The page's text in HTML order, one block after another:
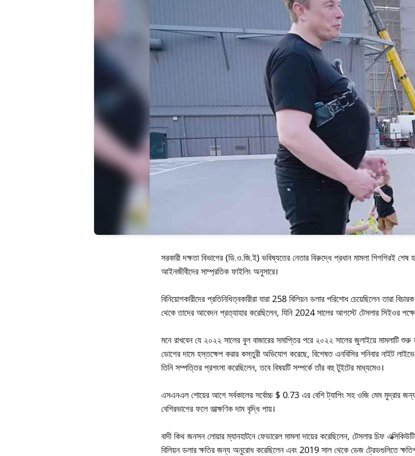
সরকারী দক্ষতা বিভাগের (ডি.ও.জি.ই) ভবিষ্যতের নেতার বিরুদ্ধে প্রধান মামলা শিগগিরই
আইনজীবীদের সাম্প্রতিক ফাইলিং অনুসারে।
বিনিয়োগকারীদের প্রতিনিধিত্বকারীরা যারা 258 বিলিয়ন ডলার পরিশোধ চেয়েছিলেন তারা
থেকে তাদের আবেদন প্রত্যাহার করেছিলেন, যিনি 2024 সালের আগস্টে টেসলার সিইওর
মনে রাখবেন যে ২০২২ সালের বুল বাজারের সমাপ্তির পরে ২০২২ সালের জুলাইয়ে মামলাটি শুরু
ডোগের দামে হস্তক্ষেপ করার কস্তুরী অভিযোগ করেছে, বিশেষত এনবিসির শনিবার নাইট
তিনি সম্পত্তির প্রশংসা করেছিলেন, তবে বিষয়টি সম্পর্কে তাঁর বহু টুইটের মাধ্যমেও।
এসএনএল শোয়ের আগে সর্বকালের সর্বোচ্চ $ 0.73 এর বেশি ট্যাপিং সহ ওজি মেম মুদ্রার
বেশিরভাগের ফলে তাত্ক্ষণিক দাম বৃদ্ধি পায়।
বাদী কিথ জনসন লোয়ার ম্যানহাটনে ফেডারেল মামলা দায়ের করেছিলেন, টেসলার চিফ
বিলিয়ন ডলার ক্ষতির জন্য অনুরোধ করেছিলেন এবং 2019 সাল থেকে ডেজ ট্রেডগুলিতে